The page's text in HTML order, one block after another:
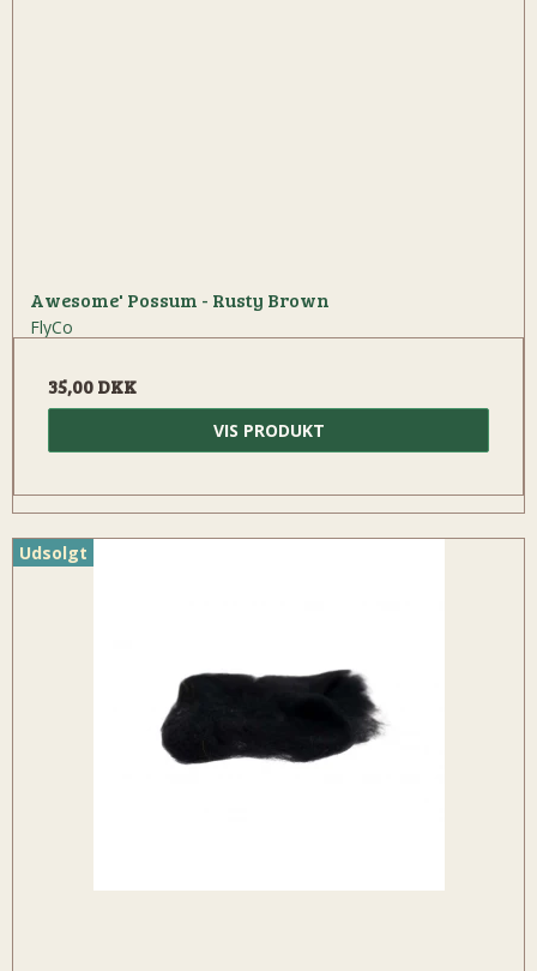
Awesome' Possum - Rusty Brown
FlyCo
35,00 DKK
VIS PRODUKT
Udsolgt